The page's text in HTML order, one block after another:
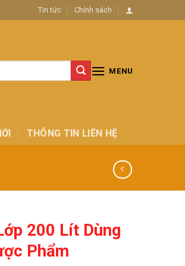
Tin tức Chính sách
MENU
THÔNG TIN LIÊN HỆ
200 Lít Dùng
Phẩm